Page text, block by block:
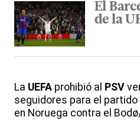
El
de la
La UEFA prohibió al PSV
seguidores para el
en Noruega contra el